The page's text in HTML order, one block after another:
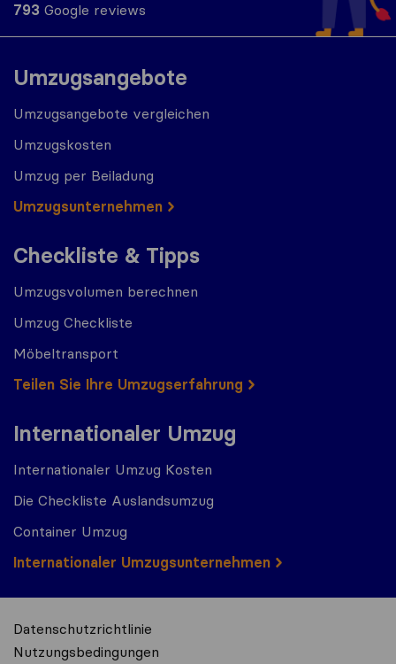
Umzugsangebote
Umzugsangebote vergleichen
Umzugskosten
Umzug per Beiladung
Umzugs​​unternehmen
Checkliste & Tipps
Umzugsvolumen berechnen
Umzug Checkliste
Möbeltransport
Teilen Sie Ihre Umzugserfahrung
Internationaler Umzug
Internationaler Umzug Kosten
Die Checkliste Auslandsumzug
Container Umzug
Internationaler Umzugsunternehmen
793 Google reviews
Datenschutzrichtlinie
Nutzungsbedingungen